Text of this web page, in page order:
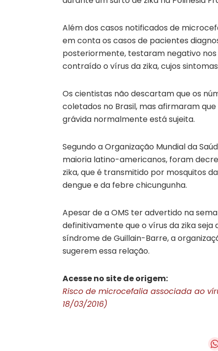
Além dos casos notificados de
em conta os casos de pacientes
posteriormente, testaram negativo
contraído o vírus da zika, cujos
Os cientistas não descartam que os
coletados no Brasil, mas afirmaram
grávida normalmente está sujeita.
Segundo a Organização Mundial da
maioria latino-americanos, foram
zika, que é transmitido por mosquitos
dengue e da febre chicungunha.
Apesar de a OMS ter advertido na
definitivamente que o vírus da zika
síndrome de Guillain-Barre, a
sugerem essa relação.
Acesse no site de origem:
Risco de microcefalia associada ao
18/03/2016)